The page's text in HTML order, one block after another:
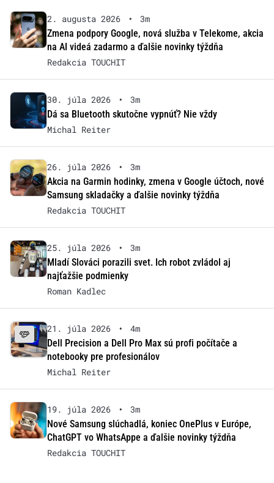
2. augusta 2026 •
3m
Zmena podpory Google, nová služba v Telekome, akcia
na AI videá zadarmo a ďalšie novinky týždňa
Redakcia TOUCHIT
30. júla 2026 •
3m
Dá sa Bluetooth skutočne vypnúť? Nie vždy
Michal Reiter
26. júla 2026 •
3m
Akcia na Garmin hodinky, zmena v Google účtoch, nové
Samsung skladačky a ďalšie novinky týždňa
Redakcia TOUCHIT
25. júla 2026 •
3m
Mladí Slováci porazili svet. Ich robot zvládol aj
najťažšie podmienky
Roman Kadlec
21. júla 2026 •
4m
Dell Precision a Dell Pro Max sú profi počítače a
notebooky pre profesionálov
Michal Reiter
19. júla 2026 •
3m
Nové Samsung slúchadlá, koniec OnePlus v Európe,
ChatGPT vo WhatsAppe a ďalšie novinky týždňa
Redakcia TOUCHIT